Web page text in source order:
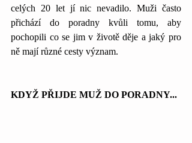
celých 20 let jí nic nevadilo. Muži často
přichází do poradny kvůli tomu, aby
pochopili co se jim v životě děje a jaký pro
ně mají různé cesty význam.
KDYŽ PŘIJDE MUŽ DO PORADNY...